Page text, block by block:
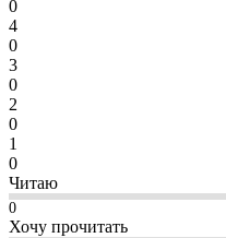
0
4
0
3
0
2
0
1
0
Читаю
0
Хочу прочитать